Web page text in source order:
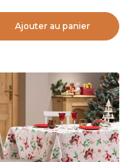
Ajouter au panier